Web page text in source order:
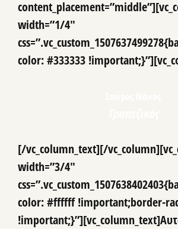
width=”1/4″
color: #333333
[/vc_column_text][/
width=”3/4″
color: #ffffff !important;border-